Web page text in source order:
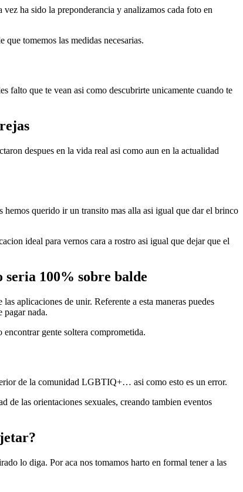
ha sido la preponderancia y analizamos cada foto en
tomemos las medidas necesarias.
falto que te vean asi­ como descubrirte unicamente cuando te
despues en la vida real asi como aun en la actualidad
hemos querido ir un transito mas alla asi igual que dar el brinco
ideal para vernos cara a rostro asi igual que dejar que el
100% sobre balde
aplicaciones de unir. Referente a esta maneras puedes
pagar nada.
gente soltera comprometida.
de la comunidad LGBTIQ+… asi como esto es un error.
de las orientaciones sexuales, creando tambien eventos
lo diga. Por aca nos tomamos harto en formal tener a las